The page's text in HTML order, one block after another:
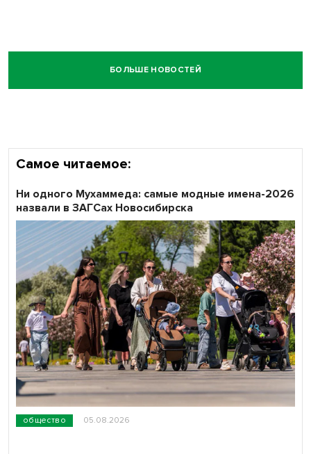
БОЛЬШЕ НОВОСТЕЙ
Самое читаемое:
общество 05.08.2026
Ни одного Мухаммеда: самые модные имена-2026
назвали в ЗАГСах Новосибирска